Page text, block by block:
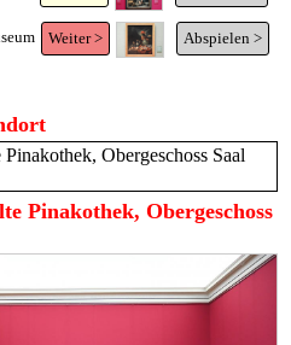
Weiter > Abspielen >
Obergeschoss Saal
Pinakothek, Obergeschoss